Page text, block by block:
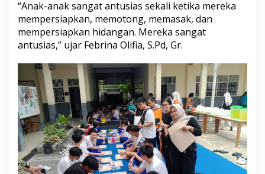
“Anak-anak sangat antusias sekali ketika mereka
mempersiapkan, memotong, memasak, dan
mempersiapkan hidangan. Mereka sangat
antusias,” ujar Febrina Olifia, S.Pd, Gr.